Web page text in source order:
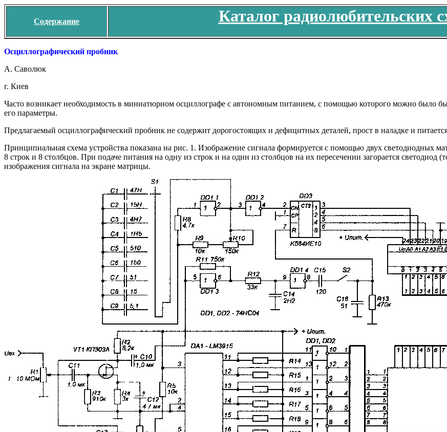
Содержание Каталог радиолюбительских
Осциллографический пробник
А. Саволюк
г. Киев
Часто возникает необходимость в миниатюрном осциллографе с автономным питанием, с помощью которого можно было
его параметры.
Предлагаемый осциллографический пробник не содержит дорогостоящих и дефицитных деталей, прост в наладке и
Принципиальная схема устройства показана на рис. 1. Изображение сигнала формируется с помощью двух
8 строк и 8 столбцов. При подаче питания на одну из строк и на один из столбцов на их пересечении загорается
изображения сигнала на экране матрицы.